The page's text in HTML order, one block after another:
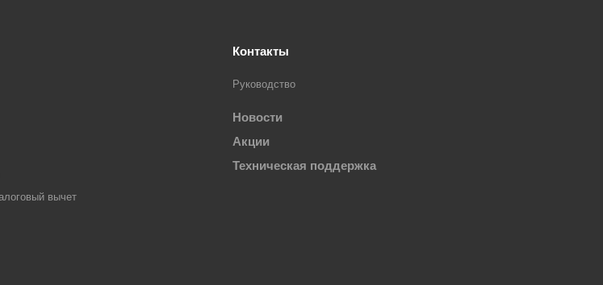
вычет
Контакты
Руководство
Новости
Акции
Техническая поддержка